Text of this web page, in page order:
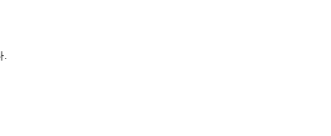
.